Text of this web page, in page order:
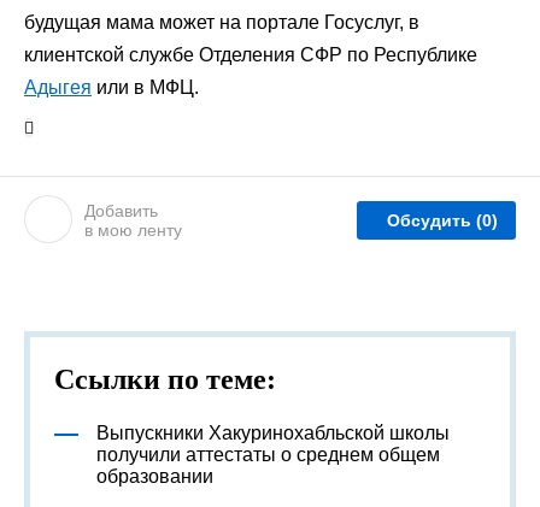
будущая мама может на портале Госуслуг, в
клиентской службе Отделения СФР по Республике
Адыгея или в МФЦ.
Добавить
в мою ленту
Обсудить (0)
Ссылки по теме:
Выпускники Хакуринохабльской школы
получили аттестаты о среднем общем
образовании